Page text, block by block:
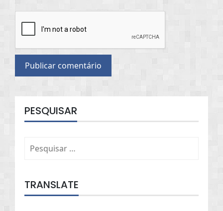
PESQUISAR
por:
TRANSLATE